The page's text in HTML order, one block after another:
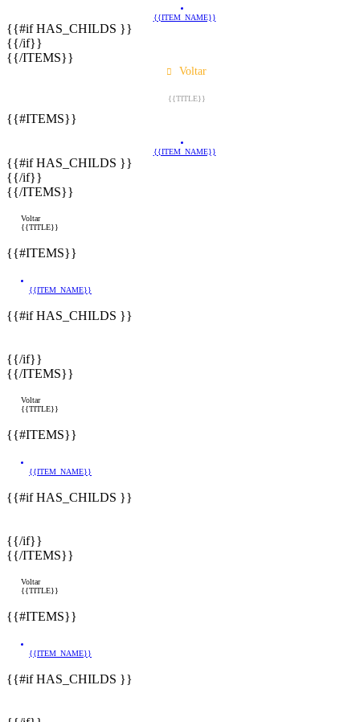
{{ITEM_NAME}}
{{#if HAS_CHILDS }}
{{/if}}
{{/ITEMS}}
Voltar
{{TITLE}}
{{#ITEMS}}
{{ITEM_NAME}}
{{#if HAS_CHILDS }}
{{/if}}
{{/ITEMS}}
Voltar
{{TITLE}}
{{#ITEMS}}
{{ITEM_NAME}}
{{#if HAS_CHILDS }}
{{/if}}
{{/ITEMS}}
Voltar
{{TITLE}}
{{#ITEMS}}
{{ITEM_NAME}}
{{#if HAS_CHILDS }}
{{/if}}
{{/ITEMS}}
Voltar
{{TITLE}}
{{#ITEMS}}
{{ITEM_NAME}}
{{#if HAS_CHILDS }}